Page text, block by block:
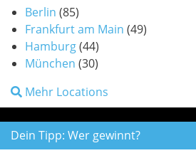
Berlin (85)
Frankfurt am Main (49)
Hamburg(44)
München (30)
Mehr Locations
Dein Tipp: Wer gewinnt?